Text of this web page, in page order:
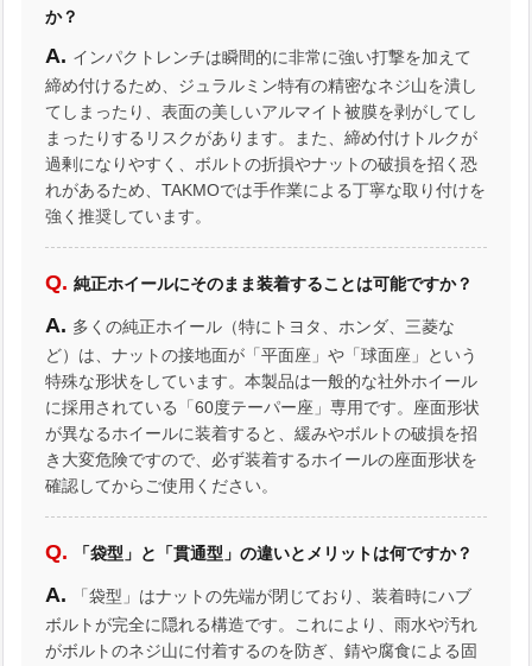
か？
インパクトレンチは瞬間的に非常に強い打撃を加えて
締め付けるため、ジュラルミン特有の精密なネジ山を潰し
てしまったり、表面の美しいアルマイト被膜を剥がしてし
まったりするリスクがあります。また、締め付けトルクが
過剰になりやすく、ボルトの折損やナットの破損を招く恐
れがあるため、TAKMOでは手作業による丁寧な取り付けを
強く推奨しています。
純正ホイールにそのまま装着することは可能ですか？
多くの純正ホイール（特にトヨタ、ホンダ、三菱な
ど）は、ナットの接地面が「平面座」や「球面座」という
特殊な形状をしています。本製品は一般的な社外ホイール
に採用されている「60度テーパー座」専用です。座面形状
が異なるホイールに装着すると、緩みやボルトの破損を招
き大変危険ですので、必ず装着するホイールの座面形状を
確認してからご使用ください。
「袋型」と「貫通型」の違いとメリットは何ですか？
「袋型」はナットの先端が閉じており、装着時にハブ
ボルトが完全に隠れる構造です。これにより、雨水や汚れ
がボルトのネジ山に付着するのを防ぎ、錆や腐食による固